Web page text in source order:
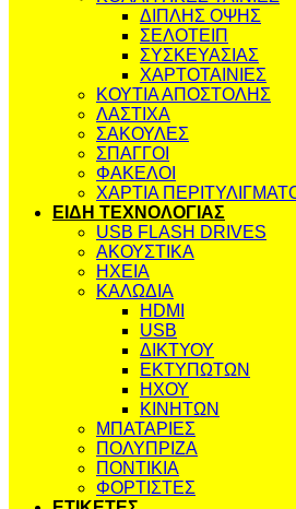
ΔΙΠΛΗΣ ΟΨΗΣ
ΣΕΛΟΤΕΙΠ
ΣΥΣΚΕΥΑΣΙΑΣ
ΧΑΡΤΟΤΑΙΝΙΕΣ
ΚΟΥΤΙΑ ΑΠΟΣΤΟΛΗΣ
ΛΑΣΤΙΧΑ
ΣΑΚΟΥΛΕΣ
ΣΠΑΓΓΟΙ
ΦΑΚΕΛΟΙ
ΧΑΡΤΙΑ
ΕΙΔΗ ΤΕΧΝΟΛΟΓΙΑΣ
USB FLASH DRIVES
ΑΚΟΥΣΤΙΚΑ
ΗΧΕΙΑ
ΚΑΛΩΔΙΑ
HDMI
USB
ΔΙΚΤΥΟΥ
ΕΚΤΥΠΩΤΩΝ
ΗΧΟΥ
ΚΙΝΗΤΩΝ
ΜΠΑΤΑΡΙΕΣ
ΠΟΛΥΠΡΙΖΑ
ΠΟΝΤΙΚΙΑ
ΦΟΡΤΙΣΤΕΣ